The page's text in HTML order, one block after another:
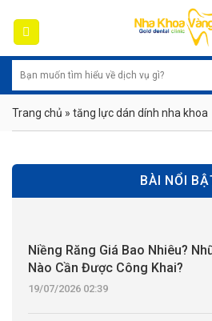
content
Trang chủ » tăng lực dán dính nha khoa
BÀI NỔI
Niềng Răng Giá Bao Nhiêu?
Nào Cần Được Công Khai?
19/07/2026 02:39